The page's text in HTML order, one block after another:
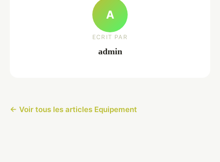
A
ECRIT PAR
admin
← Voir tous les articles Equipement